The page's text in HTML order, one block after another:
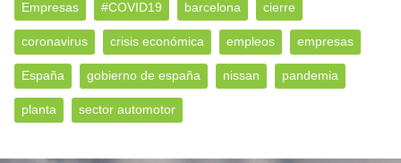
Empresas #COVID19 barcelona cierre
coronavirus crisis económica empleos empresas
España gobierno de españa nissan pandemia
planta sector automotor